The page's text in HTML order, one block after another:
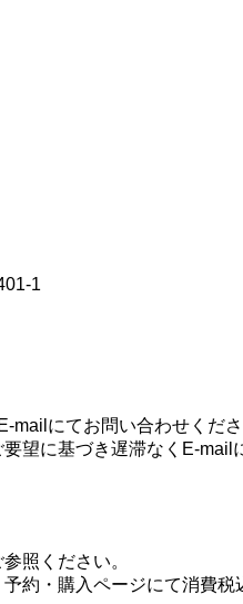
1
mailにてお問い合わせくださ
望に基づき遅滞なくE-
照ください。
約・購入ページにて消費税